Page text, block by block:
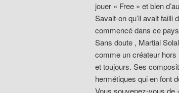
jouer « Free » et bien
Savait-on qu’il avait
commencé dans ce
Sans doute , Martial
comme un créateur hors
et toujours. Ses
hermétiques qui en font